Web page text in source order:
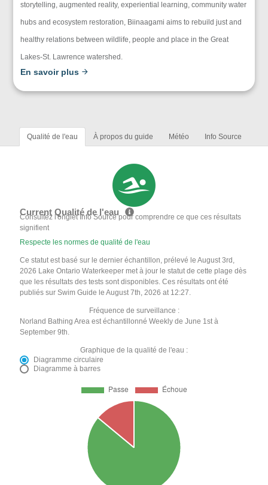
storytelling, augmented reality, experiential learning, community water
hubs and ecosystem restoration, Biinaagami aims to rebuild just and
healthy relations between wildlife, people and place in the Great
Lakes-St. Lawrence watershed.
En savoir plus
Qualité de l'eau À propos du guide Météo Info Source
Current Qualité de l'eau
Consultez l'onglet Info Source pour comprendre ce que ces résultats
signifient
Respecte les normes de qualité de l'eau
Ce statut est basé sur le dernier échantillon, prélevé le August 3rd,
2026 Lake Ontario Waterkeeper met à jour le statut de cette plage dès
que les résultats des tests sont disponibles. Ces résultats ont été
publiés sur Swim Guide le August 7th, 2026 at 12:27.
Fréquence de surveillance :
Norland Bathing Area est échantillonné Weekly de June 1st à
September 9th.
Graphique de la qualité de l'eau :
Diagramme circulaire
Diagramme à barres